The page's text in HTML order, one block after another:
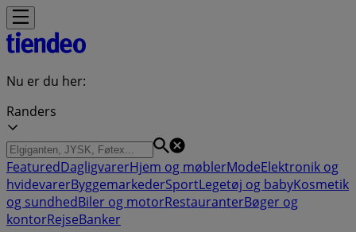
Nu er du her:
Randers
FeaturedDagligvarerHjem og møblerModeElektronik og
hvidevarerByggemarkederSportLegetøj og babyKosmetik
og sundhedBiler og motorRestauranterBøger og
kontorRejseBanker